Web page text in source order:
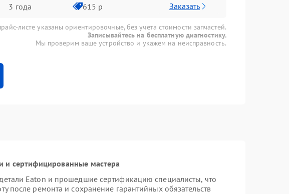
3 года 615 р Заказать
листе указаны ориентировочные, без учета стоимости запчастей.
Записывайтесь на бесплатную диагностику.
Мы проверим ваше устройство и укажем на неисправность.
и сертифицированные мастера
Eaton и прошедшие сертификацию специалисты, что
после ремонта и сохранение гарантийных обязательств